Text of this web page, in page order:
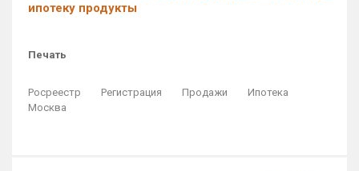
ипотеку продукты
Печать
Росреестр Регистрация Продажи
Ипотека
Москва